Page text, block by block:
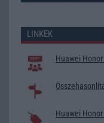
LINKEK
Huawei
Huawei